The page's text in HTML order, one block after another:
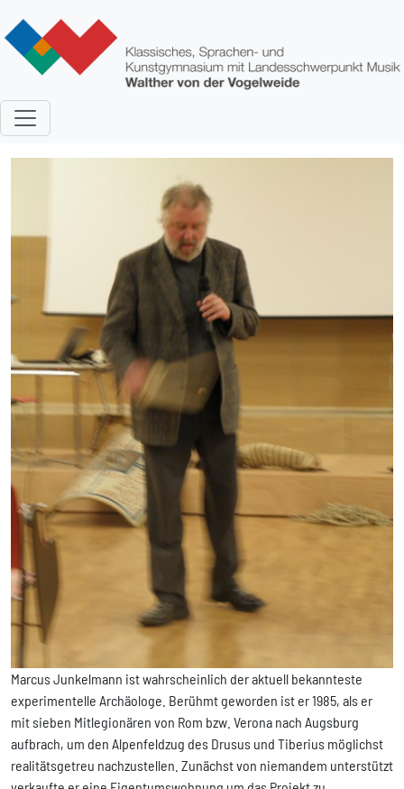
Marcus Junkelmann ist wahrscheinlich der aktuell bekannteste
experimentelle Archäologe. Berühmt geworden ist er 1985, als er
mit sieben Mitlegionären von Rom bzw. Verona nach Augsburg
aufbrach, um den Alpenfeldzug des Drusus und Tiberius möglichst
realitätsgetreu nachzustellen. Zunächst von niemandem unterstützt